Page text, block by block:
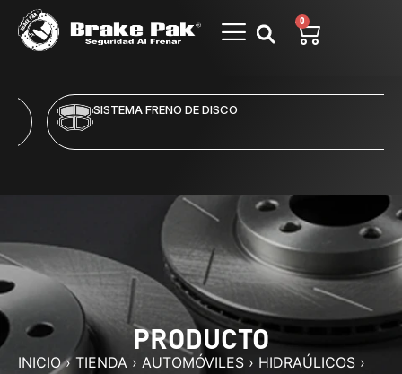
0
SISTEMA FRENO DE DISCO
PRODUCTO
INICIO› TIENDA › AUTOMÓVILES › HIDRAÚLICOS ›